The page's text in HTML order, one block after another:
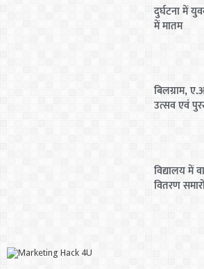
दुर्घटना में
में मातम
बिलग्राम,
उत्सव एवं
विद्यालय में
वितरण